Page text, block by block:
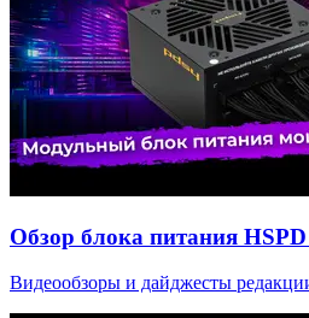
Обзор блока питания
Видеообзоры и дайджесты